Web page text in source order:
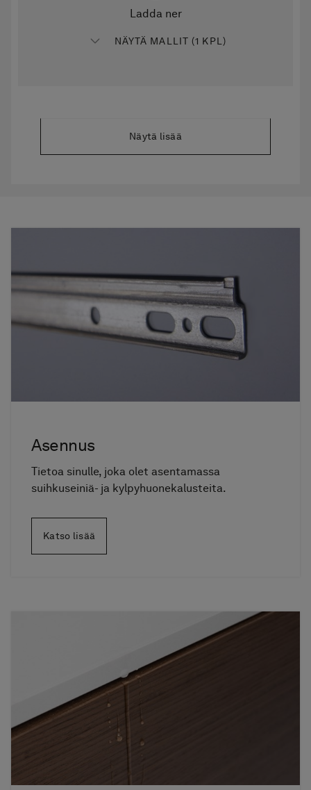
Ladda ner
NÄYTÄ MALLIT (1 KPL)
Näytä lisää
Asennus
Tietoa sinulle, joka olet asentamassa
suihkuseiniä- ja kylpyhuonekalusteita.
Katso lisää